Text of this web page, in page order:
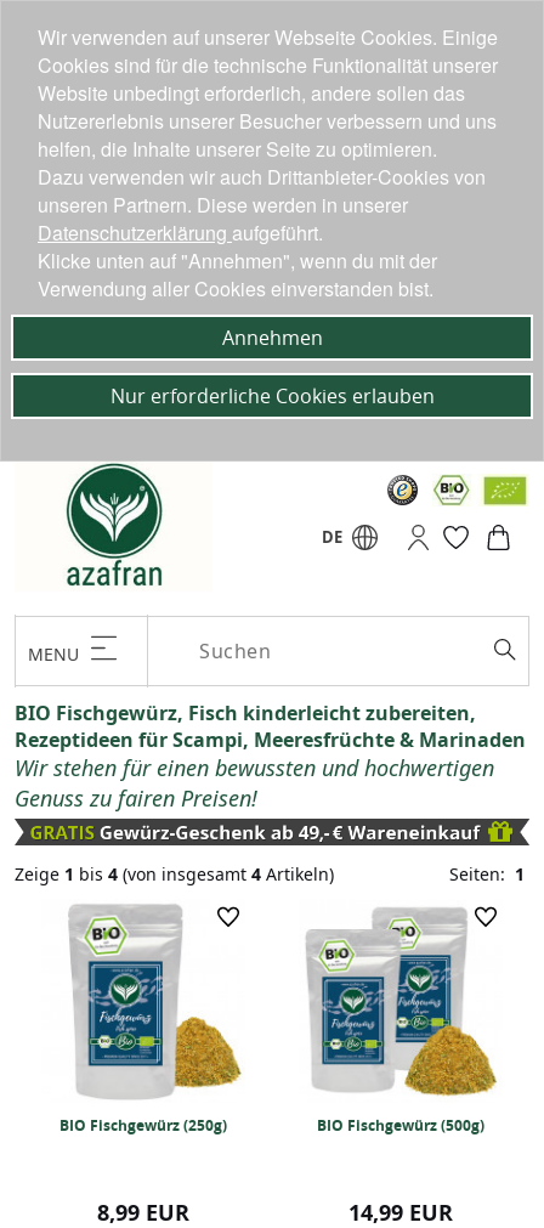
DE
MENU
BIO Fischgewürz, Fisch kinderleicht zubereiten,
Rezeptideen für Scampi, Meeresfrüchte & Marinaden
Wir stehen für einen bewussten und hochwertigen
Genuss zu fairen Preisen!
Zeige 1 bis 4 (von insgesamt 4 Artikeln) Seiten: 1
BIO Fischgewürz (250g)
8,99 EUR
BIO Fischgewürz (500g)
14,99 EUR
Wir verwenden auf unserer Webseite Cookies. Einige
Cookies sind für die technische Funktionalität unserer
Website unbedingt erforderlich, andere sollen das
Nutzererlebnis unserer Besucher verbessern und uns
helfen, die Inhalte unserer Seite zu optimieren.
Dazu verwenden wir auch Drittanbieter-Cookies von
unseren Partnern. Diese werden in unserer
Datenschutzerklärung aufgeführt.
Klicke unten auf "Annehmen", wenn du mit der
Verwendung aller Cookies einverstanden bist.
Annehmen
Nur erforderliche Cookies erlauben